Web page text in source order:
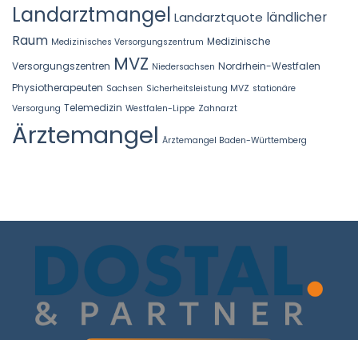
Landarztmangel Landarztquote ländlicher
Raum Medizinisches Versorgungszentrum Medizinische
Versorgungszentren MVZ Niedersachsen Nordrhein-Westfalen
Physiotherapeuten Sachsen Sicherheitsleistung MVZ stationäre
Versorgung Telemedizin Westfalen-Lippe Zahnarzt
Ärztemangel Ärztemangel Baden-Württemberg